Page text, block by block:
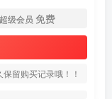
超级会员 免费
留购买记录哦！！